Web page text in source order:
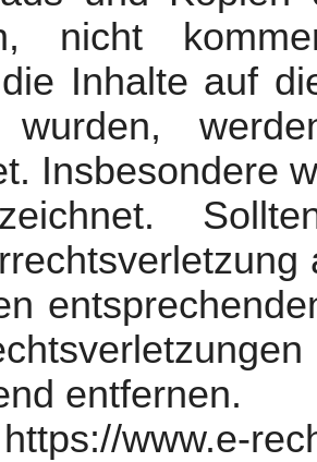
nicht
Inhalte auf
wurden,
Insbesondere
entfernen.
https://www.e-